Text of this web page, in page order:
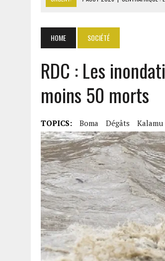
LE PREMIER MINISTRE
7 AOÛT 2026 | OUATTARA ANNONCE DES
7 AOÛT 2026
OUATTARA PROMET DE
HOME SOCIÉTÉ
RDC : Les
moins 50 morts
TOPICS: Boma Dégâts Kalamu